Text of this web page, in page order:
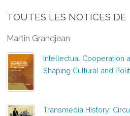
TOUTES LES NOTICES DE
Martin Grandjean
Intellectual Cooperation
Shaping Cultural and
Transmedia History: